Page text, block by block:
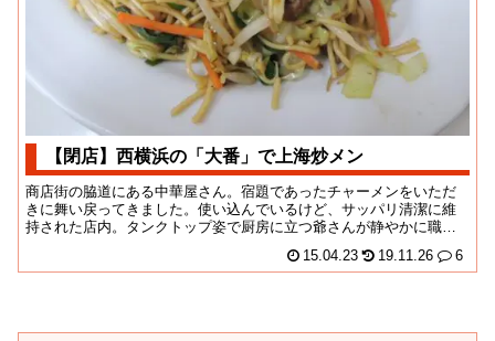
【閉店】西横浜の「大番」で上海炒メン
商店街の脇道にある中華屋さん。宿題であったチャーメンをいただ
きに舞い戻ってきました。使い込んでいるけど、サッパリ清潔に維
持された店内。タンクトップ姿で厨房に立つ爺さんが静やかに職人
15.04.23 19.11.26 6